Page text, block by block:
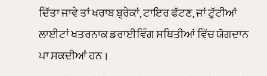
ਦਿੱਤਾ ਜਾਵੇ ਤਾਂ ਖਰਾਬ ਬ੍ਰੇਕਾਂ, ਟਾਇਰ ਫੱਟਣ, ਜਾਂ ਟੁੱਟੀਆਂ
ਲਾਈਟਾਂ ਖਤਰਨਾਕ ਡਰਾਈਵਿੰਗ ਸਥਿਤੀਆਂ ਵਿੱਚ ਯੋਗਦਾਨ
ਪਾ ਸਕਦੀਆਂ ਹਨ।